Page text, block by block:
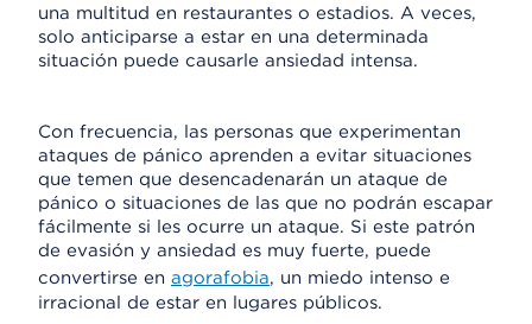
una multitud en restaurantes o estadios. A veces,
solo anticiparse a estar en una determinada
situación puede causarle ansiedad intensa.
Con frecuencia, las personas que experimentan
ataques de pánico aprenden a evitar situaciones
que temen que desencadenarán un ataque de
pánico o situaciones de las que no podrán escapar
fácilmente si les ocurre un ataque. Si este patrón
de evasión y ansiedad es muy fuerte, puede
convertirse en agorafobia, un miedo intenso e
irracional de estar en lugares públicos.